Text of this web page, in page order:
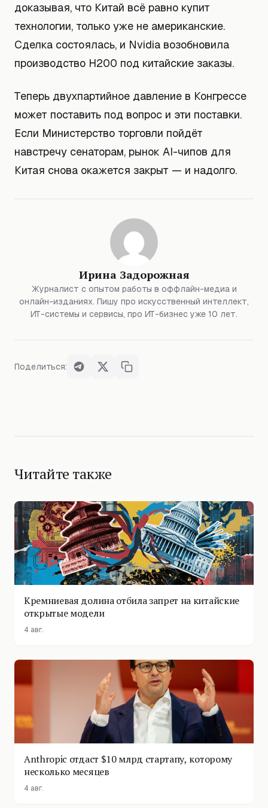
доказывая, что Китай всё равно купит
технологии, только уже не американские.
Сделка состоялась, и Nvidia возобновила
производство H200 под китайские заказы.
Теперь двухпартийное давление в Конгрессе
может поставить под вопрос и эти поставки.
Если Министерство торговли пойдёт
навстречу сенаторам, рынок AI-чипов для
Китая снова окажется закрыт — и надолго.
Ирина Задорожная
Журналист с опытом работы в оффлайн-медиа и
онлайн-изданиях. Пишу про искусственный интеллект,
ИТ-системы и сервисы, про ИТ-бизнес уже 10 лет.
Поделиться:
Читайте также
Кремниевая долина отбила запрет на китайские
открытые модели
4 авг.
Anthropic отдаст $10 млрд стартапу, которому
несколько месяцев
4 авг.